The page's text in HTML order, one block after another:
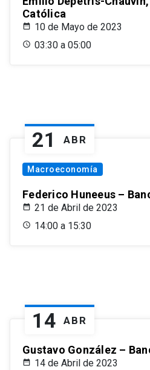
Católica
10 de Mayo de 2023
03:30 a 05:00
21 ABR
Macroeconomía
Federico Huneeus –
21 de Abril de 2023
14:00 a 15:30
14 ABR
Gustavo González –
14 de Abril de 2023